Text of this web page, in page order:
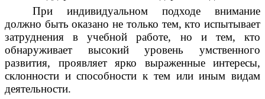
При индивидуальном подходе внимание
должно быть оказано не только тем, кто испытывает
затруднения в учебной работе, но и тем, кто
обнаруживает высокий уровень умственного
развития, проявляет ярко выраженные интересы,
склонности и способности к тем или иным видам
деятельности.